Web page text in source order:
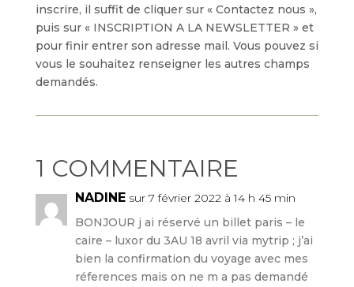
inscrire, il suffit de cliquer sur « Contactez nous »,
puis sur « INSCRIPTION A LA NEWSLETTER » et
pour finir entrer son adresse mail. Vous pouvez si
vous le souhaitez renseigner les autres champs
demandés.
1 COMMENTAIRE
NADINE sur 7 février 2022 à 14 h 45 min
BONJOUR j ai réservé un billet paris – le
caire – luxor du 3AU 18 avril via mytrip ; j’ai
bien la confirmation du voyage avec mes
réferences mais on ne m a pas demandé